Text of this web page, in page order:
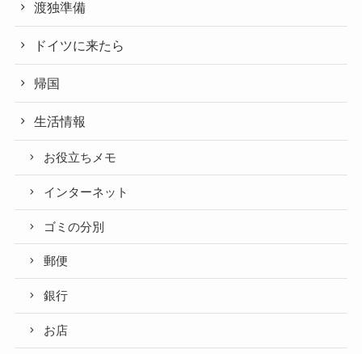
渡独準備
ドイツに来たら
帰国
生活情報
お役立ちメモ
インターネット
ゴミの分別
郵便
銀行
お店